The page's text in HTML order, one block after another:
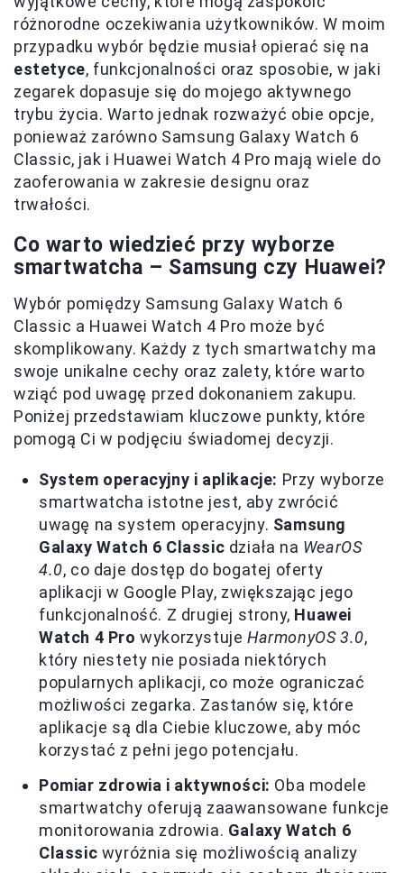
różnorodne oczekiwania użytkowników. W moim
przypadku wybór będzie musiał opierać się na
estetyce, funkcjonalności oraz sposobie, w jaki
zegarek dopasuje się do mojego aktywnego
trybu życia. Warto jednak rozważyć obie opcje,
ponieważ zarówno Samsung Galaxy Watch 6
Classic, jak i Huawei Watch 4 Pro mają wiele do
zaoferowania w zakresie designu oraz
trwałości.
Co warto wiedzieć przy wyborze
smartwatcha – Samsung czy Huawei?
Wybór pomiędzy Samsung Galaxy Watch 6
Classic a Huawei Watch 4 Pro może być
skomplikowany. Każdy z tych smartwatchy ma
swoje unikalne cechy oraz zalety, które warto
wziąć pod uwagę przed dokonaniem zakupu.
Poniżej przedstawiam kluczowe punkty, które
pomogą Ci w podjęciu świadomej decyzji.
System operacyjny i aplikacje: Przy wyborze
smartwatcha istotne jest, aby zwrócić
uwagę na system operacyjny. Samsung
Galaxy Watch 6 Classic działa na WearOS
4.0, co daje dostęp do bogatej oferty
aplikacji w Google Play, zwiększając jego
funkcjonalność. Z drugiej strony, Huawei
Watch 4 Pro wykorzystujeHarmonyOS 3.0,
który niestety nie posiada niektórych
popularnych aplikacji, co może ograniczać
możliwości zegarka. Zastanów się, które
aplikacje są dla Ciebie kluczowe, aby móc
korzystać z pełni jego potencjału.
Pomiar zdrowia i aktywności: Oba modele
smartwatchy oferują zaawansowane funkcje
monitorowania zdrowia. Galaxy Watch 6
Classic wyróżnia się możliwością analizy